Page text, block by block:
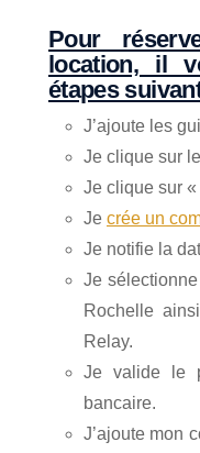
Pour
location, il
étapes
J’ajoute les
Je clique sur
Je clique sur
Je crée un
Je notifie la
Je
Rochelle
Relay.
Je valide le
bancaire.
J’ajoute mon